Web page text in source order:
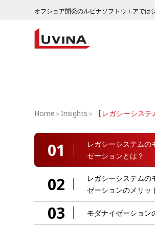
オフショア開発のルビナソフトウエアでは
Home »Insights » 【レガシーシス
01
レガシーシステムの
ゼーションとは？
02
レガシーシステムの
ゼーションのメリッ
03 モダナイゼーション